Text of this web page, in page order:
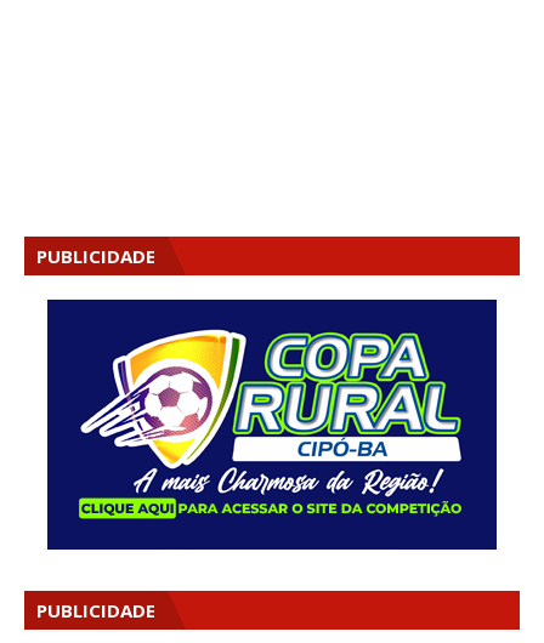
PUBLICIDADE
PUBLICIDADE